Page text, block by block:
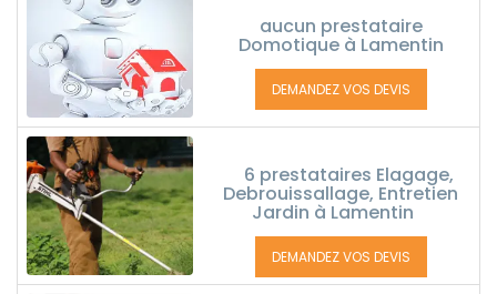
aucun prestataire
Domotique à Lamentin
DEMANDEZ VOS DEVIS
6 prestataires Elagage,
Debrouissallage, Entretien
Jardin à Lamentin
DEMANDEZ VOS DEVIS